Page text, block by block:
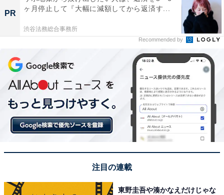
PR
ヶ月停止して『大幅に減額してから返済す...
渋谷法務総合事務所
Recommended by
注目の連載
東野圭吾や湊かなえだけじゃな